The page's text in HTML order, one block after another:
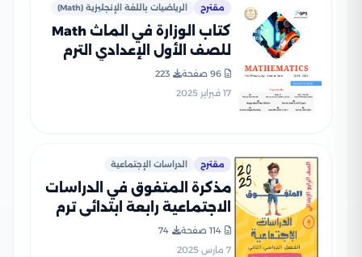
مقترح الرياضيات باللغة الإنجليزية (Math)
كتاب الوزارة في الماث Math
للصف الأول الإعدادي الترم
الثاني 2025 بصيغة PDF
96 صفحة
223
17 فبراير 2025
مقترح الدراسات الإجتماعية
مذكرة المتفوق في الدراسات
الاجتماعية رابعة ابتدائي ترم
ثاني بصيغة PDF
114 صفحة
74
7 مارس 2025